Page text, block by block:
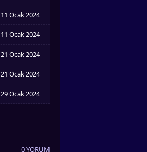
11 Ocak 2024
11 Ocak 2024
21 Ocak 2024
21 Ocak 2024
29 Ocak 2024
0 YORUM